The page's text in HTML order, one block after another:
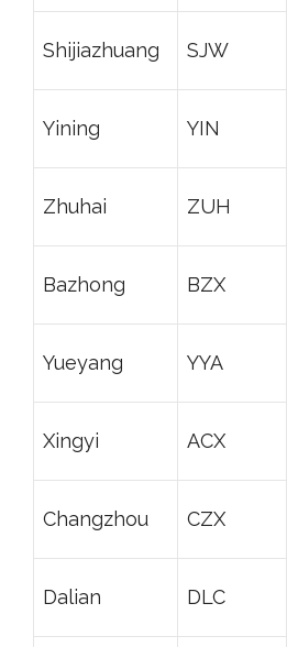
Shijiazhuang SJW
Yining YIN
Zhuhai ZUH
Bazhong BZX
Yueyang YYA
Xingyi ACX
Changzhou CZX
Dalian DLC